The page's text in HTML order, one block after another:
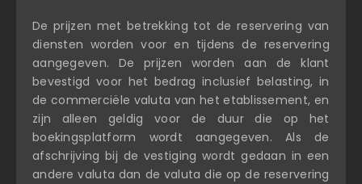
De prijzen met betrekking tot de reservering van
diensten worden voor en tijdens de reservering
aangegeven. De prijzen worden aan de klant
bevestigd voor het bedrag inclusief belasting, in
de commerciële valuta van het etablissement, en
zijn alleen geldig voor de duur die op het
boekingsplatform wordt aangegeven. Als de
afschrijving bij de vestiging wordt gedaan in een
andere valuta dan de valuta die op de reservering